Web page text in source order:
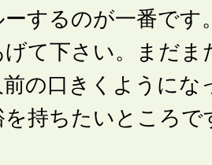
するのが一番です
て下さい。まだま
前の口きくように
を持ちたいところで